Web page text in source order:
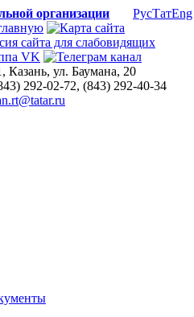
организации РусТатEng
Казань, ул. Баумана, 20
292-02-72, (843) 292-40-34